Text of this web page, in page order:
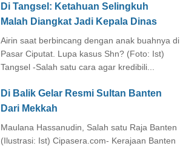
Di Tangsel: Ketahuan Selingkuh
Malah Diangkat Jadi Kepala Dinas
Airin saat berbincang dengan anak buahnya di
Pasar Ciputat. Lupa kasus Shn? (Foto: Ist)
Tangsel -Salah satu cara agar kredibili...
Di Balik Gelar Resmi Sultan Banten
Dari Mekkah
Maulana Hassanudin, Salah satu Raja Banten
(Ilustrasi: Ist) Cipasera.com- Kerajaan Banten